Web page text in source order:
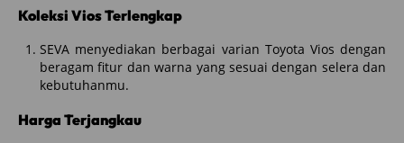
Koleksi Vios Terlengkap
SEVA menyediakan berbagai varian Toyota Vios dengan
beragam fitur dan warna yang sesuai dengan selera dan
kebutuhanmu.
Harga Terjangkau